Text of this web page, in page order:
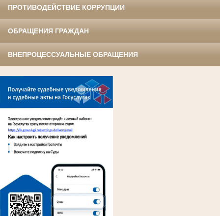
ПРОТИВОДЕЙСТВИЕ КОРРУПЦИИ
ОБРАЩЕНИЯ ГРАЖДАН
ВНЕПРОЦЕССУАЛЬНЫЕ ОБРАЩЕНИЯ